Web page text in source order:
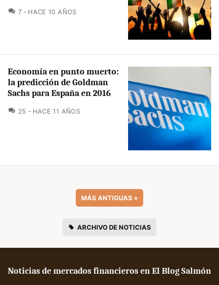
7 COMENTARIOS
HACE 10 AÑOS
Economía en punto muerto:
la predicción de Goldman
Sachs para España en 2016
25 COMENTARIOS
HACE 11 AÑOS
MÁS ANTIGUAS »
ARCHIVO DE NOTICIAS
Noticias de mercados financieros en El Blog Salmón